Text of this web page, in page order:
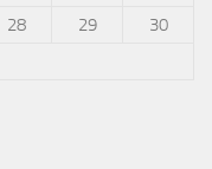
28 29
30